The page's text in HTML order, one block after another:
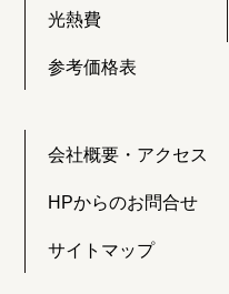
光熱費
参考価格表
会社概要・アクセス
HPからのお問合せ
サイトマップ